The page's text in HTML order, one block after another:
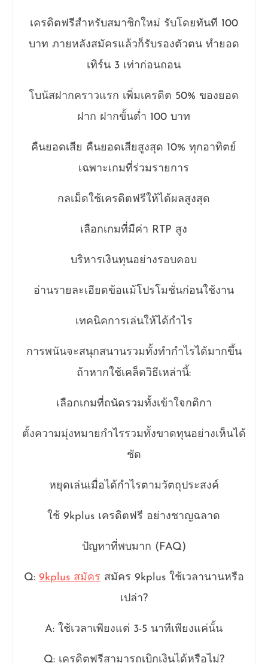
เครดิตฟรีสำหรับสมาชิกใหม่ รับโดยทันที 100
บาท ภายหลังสมัครแล้วก็รับรองตัวตน ทำยอด
เทิร์น 3 เท่าก่อนถอน
โบนัสฝากคราวแรก เพิ่มเครดิต 50% ของยอด
ฝาก ฝากขั้นต่ำ 100 บาท
คืนยอดเสีย คืนยอดเสียสูงสุด 10% ทุกอาทิตย์
เฉพาะเกมที่ร่วมรายการ
กลเม็ดใช้เครดิตฟรีให้ได้ผลสูงสุด
เลือกเกมที่มีค่า RTP สูง
บริหารเงินทุนอย่างรอบคอบ
อ่านรายละเอียดข้อแม้โปรโมชั่นก่อนใช้งาน
เทคนิคการเล่นให้ได้กำไร
การพนันจะสนุกสนานรวมทั้งทำกำไรได้มากขึ้น
ถ้าหากใช้เคล็ดวิธีเหล่านี้:
เลือกเกมที่ถนัดรวมทั้งเข้าใจกติกา
ตั้งความมุ่งหมายกำไรรวมทั้งขาดทุนอย่างเห็นได้
ชัด
หยุดเล่นเมื่อได้กำไรตามวัตถุประสงค์
ใช้ 9kplus เครดิตฟรี อย่างชาญฉลาด
ปัญหาที่พบมาก (FAQ)
Q: 9kplus สมัคร สมัคร 9kplus ใช้เวลานานหรือ
เปล่า?
A: ใช้เวลาเพียงแต่ 3-5 นาทีเพียงแค่นั้น
Q: เครดิตฟรีสามารถเบิกเงินได้หรือไม่?